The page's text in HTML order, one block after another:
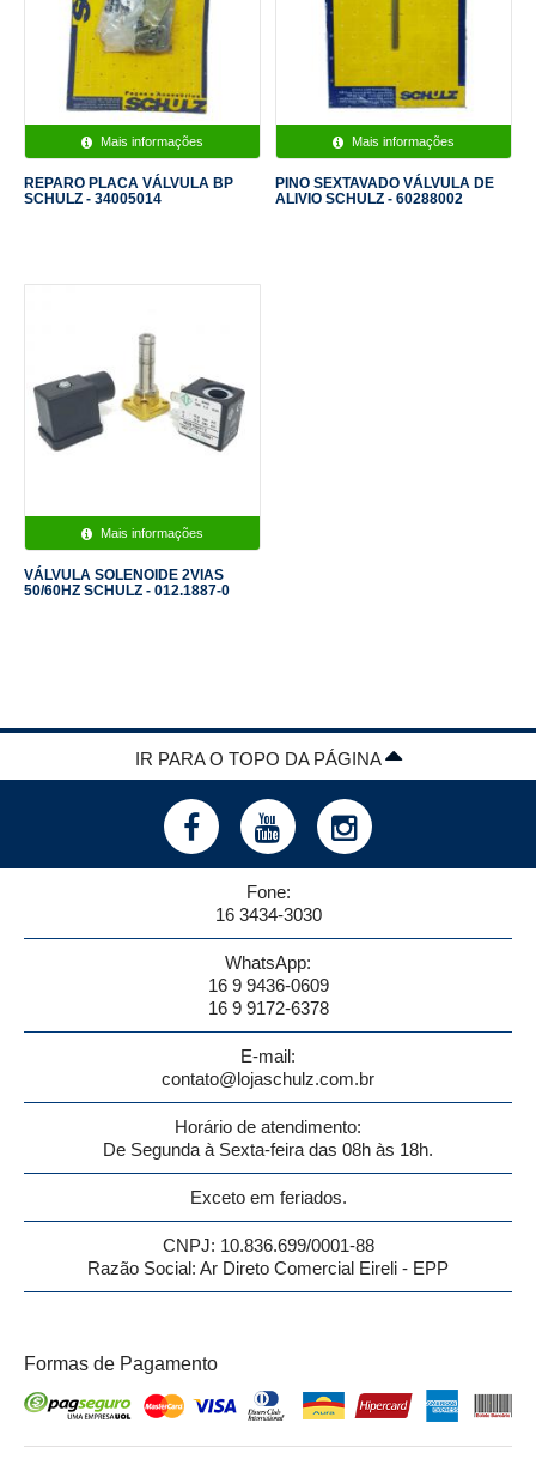
Mais informações
REPARO PLACA VÁLVULA BP
SCHULZ - 34005014
Mais informações
PINO SEXTAVADO VÁLVULA DE
ALIVIO SCHULZ - 60288002
Mais informações
VÁLVULA SOLENOIDE 2VIAS
50/60HZ SCHULZ - 012.1887-0
IR PARA O TOPO DA PÁGINA
Fone:
16 3434-3030
WhatsApp:
16 9 9436-0609
16 9 9172-6378
E-mail:
contato@lojaschulz.com.br
Horário de atendimento:
De Segunda à Sexta-feira das 08h às 18h.
Exceto em feriados.
CNPJ: 10.836.699/0001-88
Razão Social: Ar Direto Comercial Eireli - EPP
Formas de Pagamento